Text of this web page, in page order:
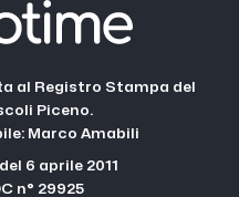
al Registro Stampa del
Piceno.
Marco Amabili
6 aprile 2011
n° 29925